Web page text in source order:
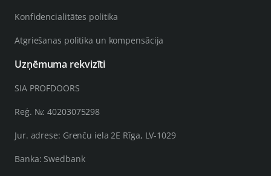
Konfidencialitātes politika
Atgriešanas politika un kompensācija
Uzņēmuma rekvizīti
SIA PROFDOORS
Reģ. №: 40203075298
Jur. adrese: Grenču iela 2E Rīga, LV-1029
Banka: Swedbank